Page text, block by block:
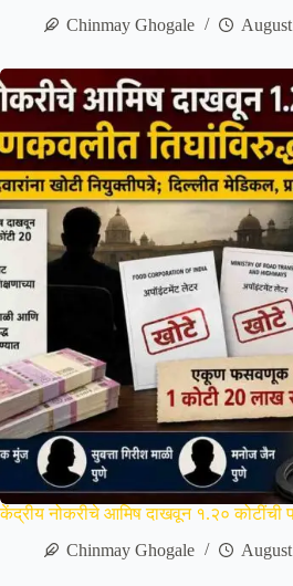
Chinmay Ghogale
केंद्रीय नोकरीचे आमिष दाखवून १.२०
Chinmay Ghogale